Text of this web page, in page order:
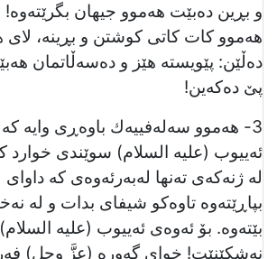
و بڕین دەبێت هەموو جیهان بگرێتەوە!
هەموو کات کاتی کوشتن و بڕینە، لای
دەڵێن: پێویستە هێز و دەسەڵاتمان
پێ دەکەین!
3- هەموو سەلەفییەك باوەڕی وایە كە
لە ژنەكەی تەنها لەبەرئەوەی كە
بپاڕێتەوە تاوەكو شیفای بدات و لە
بێتەوە. بۆ ئەوەی ئەیيوب (علیە
نەشكێنێت! خوای گەورە (عزَّ وجل)